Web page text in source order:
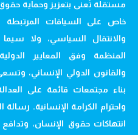
مستقلة تُعنى بتعزيز وحماية حقوق
خاص على السياقات المرتبطة
والانتقال السياسي، ولا
المنظمة وفق المعايير
والقانون الدولي الإنساني،
بناء مجتمعات قائمة على
واحترام الكرامة الإنسانية.
انتهاكات حقوق الإنسان، وتدافع